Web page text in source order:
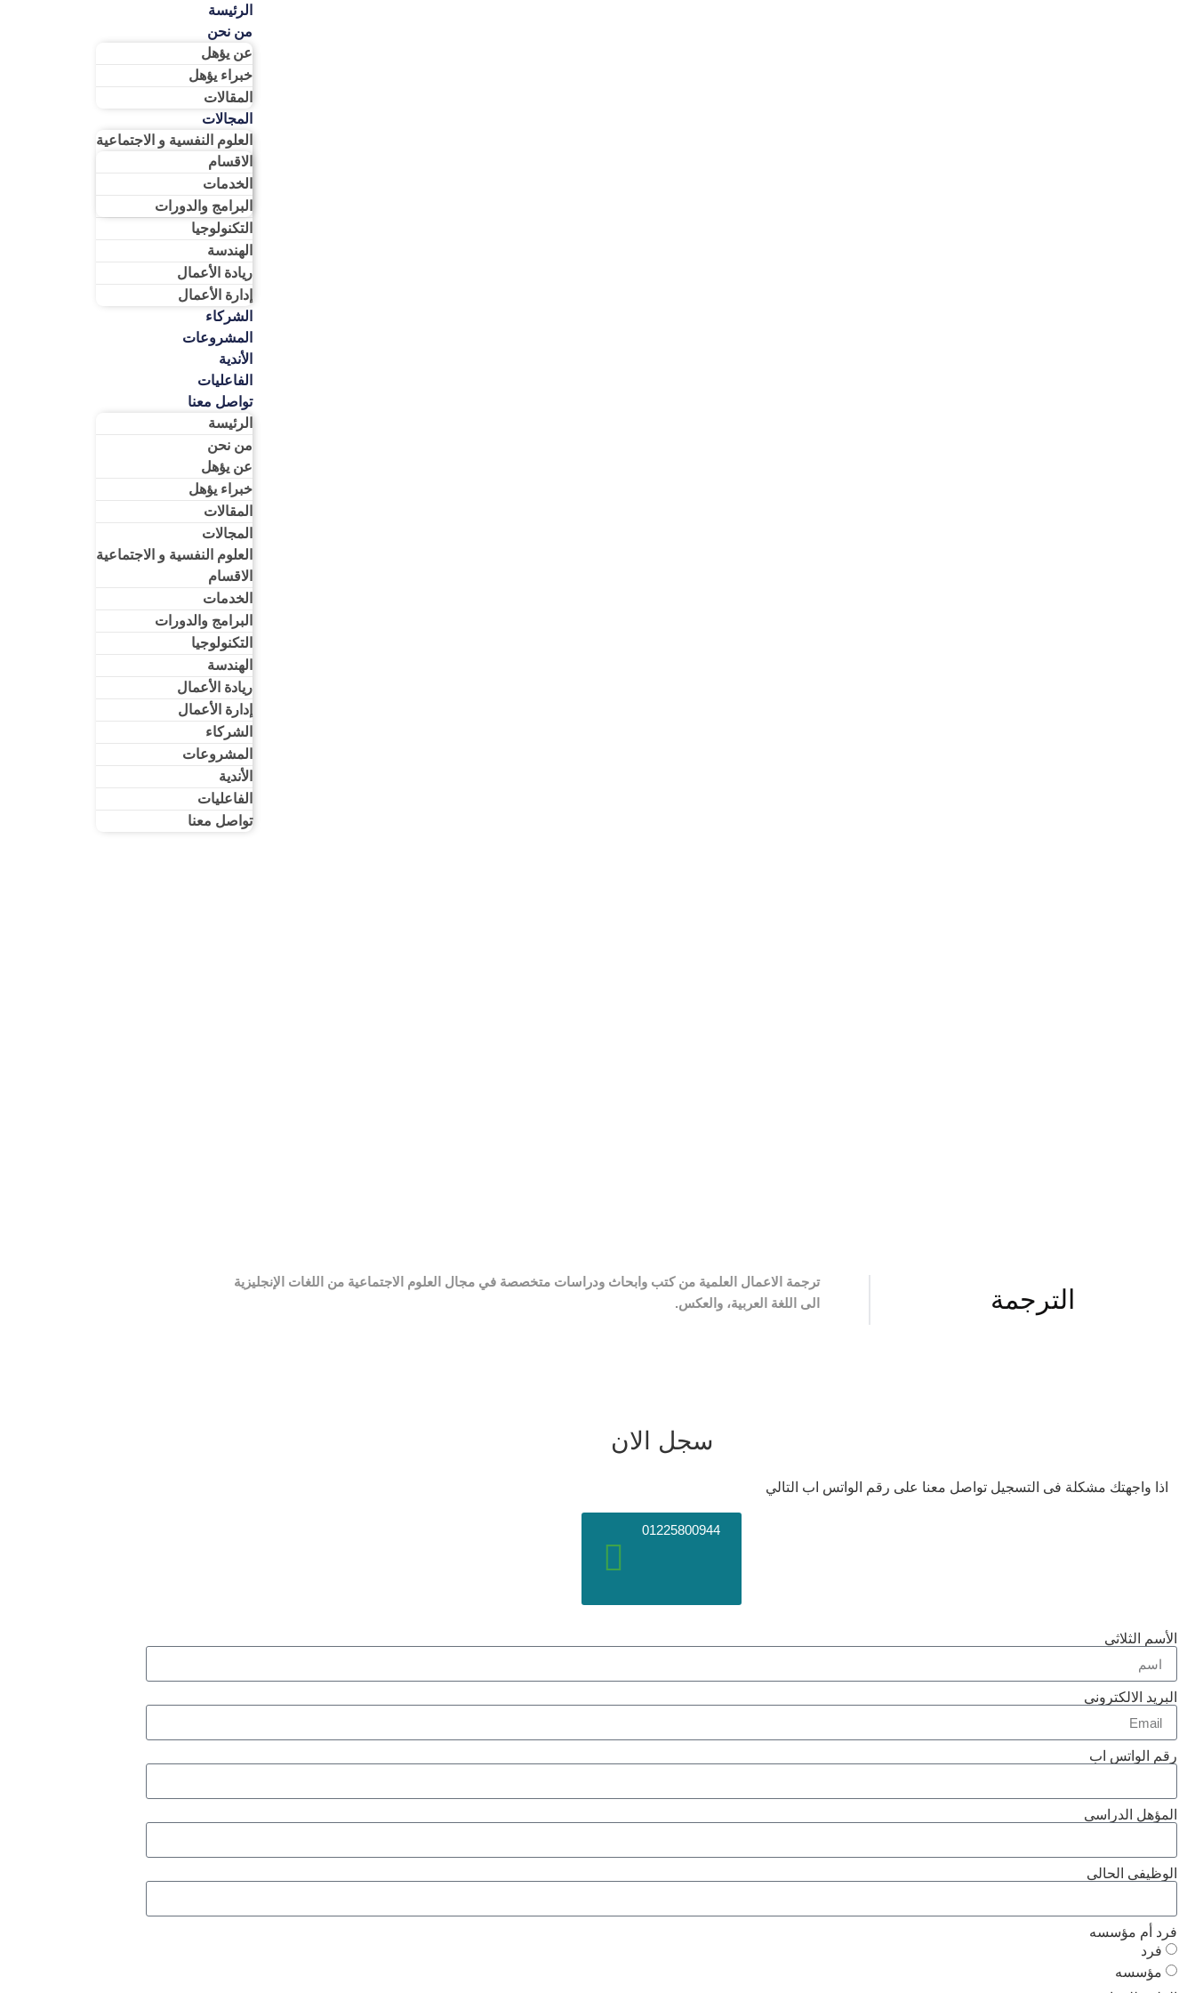
الرئيسة
من نحن
عن يؤهل
خبراء يؤهل
المقالات
المجالات
العلوم النفسية و الاجتماعية
الاقسام
الخدمات
البرامج والدورات
التكنولوجيا
الهندسة
ريادة الأعمال​
إدارة الأعمال​
الشركاء
المشروعات
الأندية
الفاعليات
تواصل معنا
الرئيسة
من نحن
عن يؤهل
خبراء يؤهل
المقالات
المجالات
العلوم النفسية و الاجتماعية
الاقسام
الخدمات
البرامج والدورات
التكنولوجيا
الهندسة
ريادة الأعمال​
إدارة الأعمال​
الشركاء
المشروعات
الأندية
الفاعليات
تواصل معنا
الترجمة
ترجمة الاعمال العلمية من كتب وابحاث ودراسات متخصصة في مجال العلوم الاجتماعية من اللغات الإنجليزية
الى اللغة العربية، والعكس.
سجل الان
اذا واجهتك مشكلة فى التسجيل تواصل معنا على رقم الواتس اب التالي
01225800944
الأسم الثلاثي
البريد الالكتروني
رقم الواتس اب
المؤهل الدراسى
الوظيفى الحالى
فرد أم مؤسسه
فرد
مؤسسه